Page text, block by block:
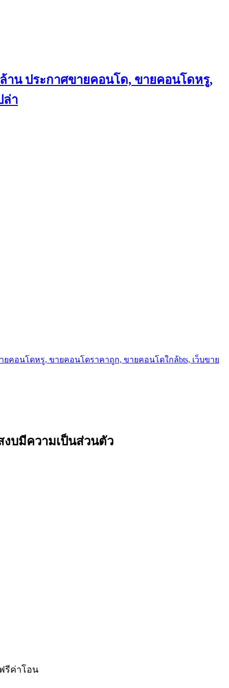
าน ประกาศขายคอนโด, ขายคอนโดหรู,
ล่า
คอนโดหรู, ขายคอนโดราคาถูก, ขายคอนโดใกล้bts, เว็บขาย
งบมีความเป็นส่วนตัว
รีค่าโอน